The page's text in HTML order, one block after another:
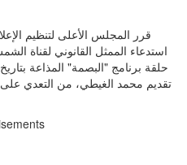
قرر المجلس الأعلى لتنظيم
استدعاء الممثل القانوني لقناة
تقديم محمد الغيطي، من التعدي على